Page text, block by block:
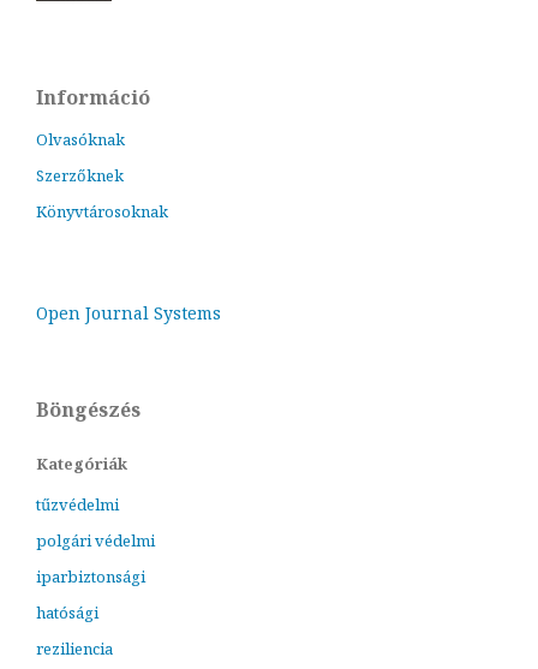
Információ
Olvasóknak
Szerzőknek
Könyvtárosoknak
Open Journal Systems
Böngészés
Kategóriák
tűzvédelmi
polgári védelmi
iparbiztonsági
hatósági
reziliencia